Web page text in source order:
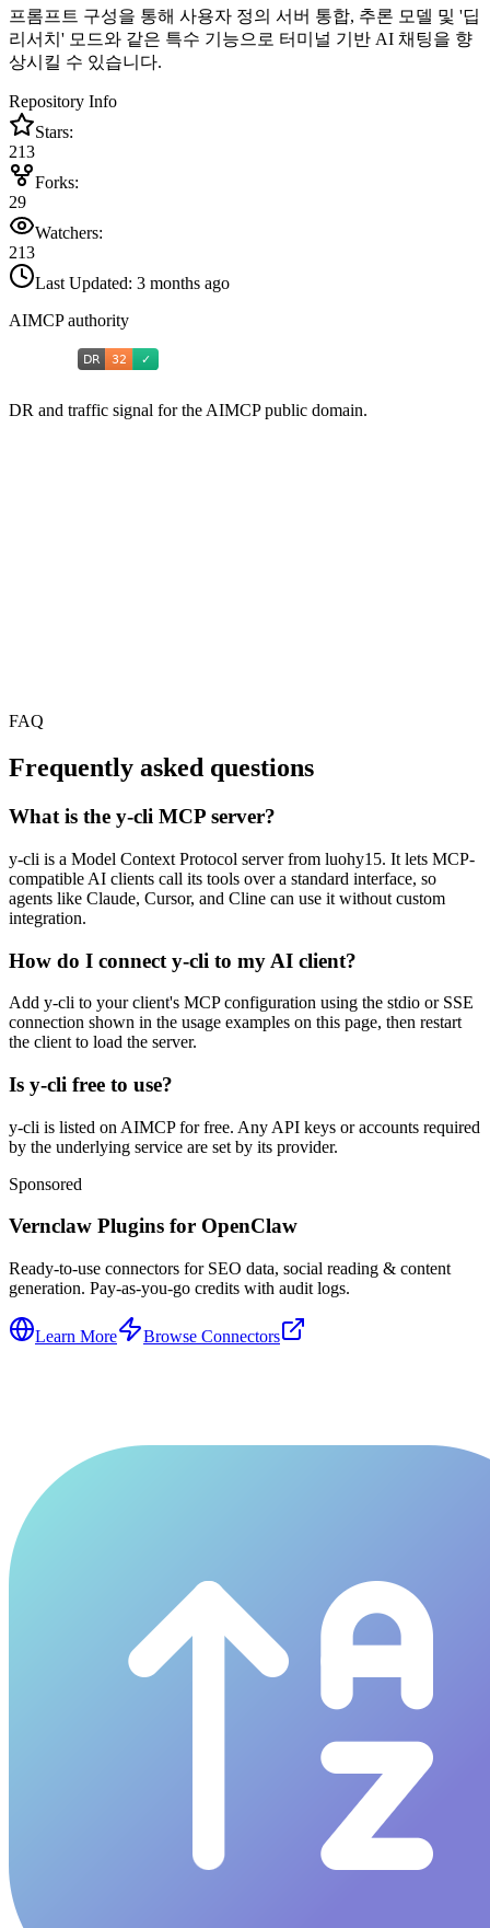
프롬프트 구성을 통해 사용자 정의 서버 통합, 추론 모델 및 '딥
리서치' 모드와 같은 특수 기능으로 터미널 기반 AI 채팅을 향
상시킬 수 있습니다.
Repository Info
Stars:
213
Forks:
29
Watchers:
213
Last Updated: 3 months ago
AIMCP authority
DR and traffic signal for the AIMCP public domain.
FAQ
Frequently asked questions
What is the y-cli MCP server?
y-cli is a Model Context Protocol server from luohy15. It lets MCP-
compatible AI clients call its tools over a standard interface, so
agents like Claude, Cursor, and Cline can use it without custom
integration.
How do I connect y-cli to my AI client?
Add y-cli to your client's MCP configuration using the stdio or SSE
connection shown in the usage examples on this page, then restart
the client to load the server.
Is y-cli free to use?
y-cli is listed on AIMCP for free. Any API keys or accounts required
by the underlying service are set by its provider.
Sponsored
Vernclaw Plugins for OpenClaw
Ready-to-use connectors for SEO data, social reading & content
generation. Pay-as-you-go credits with audit logs.
Learn More Browse Connectors